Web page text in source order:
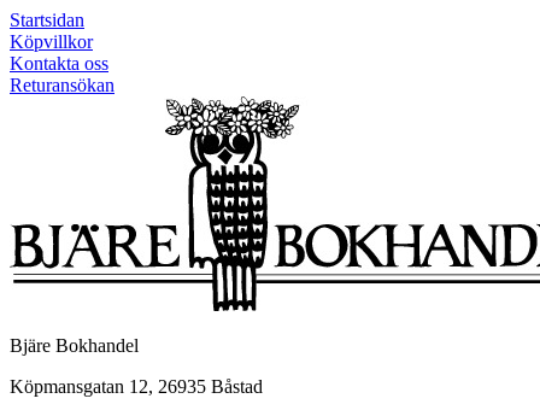
Startsidan
Köpvillkor
Kontakta oss
Returansökan
Bjäre Bokhandel
Köpmansgatan 12, 26935 Båstad